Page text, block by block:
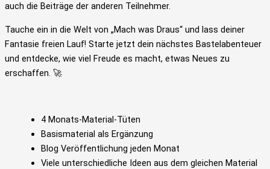
auch die Beiträge der anderen Teilnehmer.
Tauche ein in die Welt von „Mach was Draus“ und lass deiner
Fantasie freien Lauf! Starte jetzt dein nächstes Bastelabenteuer
und entdecke, wie viel Freude es macht, etwas Neues zu
erschaffen. 🚀
4 Monats-Material-Tüten
Basismaterial als Ergänzung
Blog Veröffentlichung jeden Monat
Viele unterschiedliche Ideen aus dem gleichen Material